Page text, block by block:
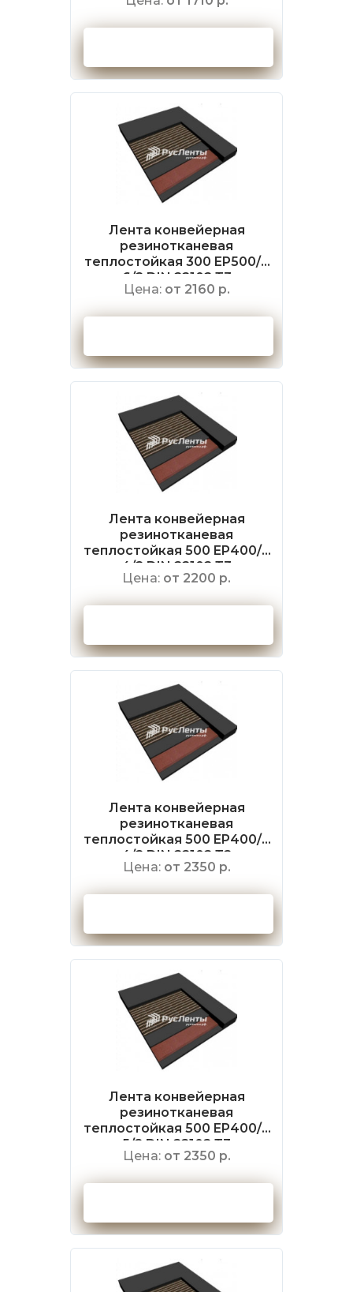
Лента конвейерная
резинотканевая
теплостойкая 300 EP500/4
6/2 DIN 22102 Т3
Цена: от 2160 р.
Лента конвейерная
резинотканевая
теплостойкая 500 EP400/3
4/2 DIN 22102 Т3
Цена: от 2200 р.
Лента конвейерная
резинотканевая
теплостойкая 500 EP400/3
4/2 DIN 22102 Т2
Цена: от 2350 р.
Лента конвейерная
резинотканевая
теплостойкая 500 EP400/3
5/2 DIN 22102 Т3
Цена: от 2350 р.